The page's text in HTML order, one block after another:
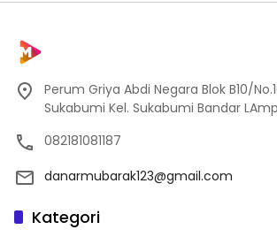
Perum Griya Abdi Negara Blok B10/
Sukabumi Kel. Sukabumi Bandar
082181081187
danarmubarak123@gmail.com
Kategori